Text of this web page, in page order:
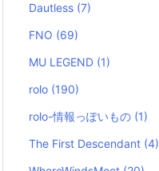
Dautless (7)
FNO (69)
MU LEGEND (1)
rolo (190)
rolo-情報っぽいもの (1)
The First Descendant (4)